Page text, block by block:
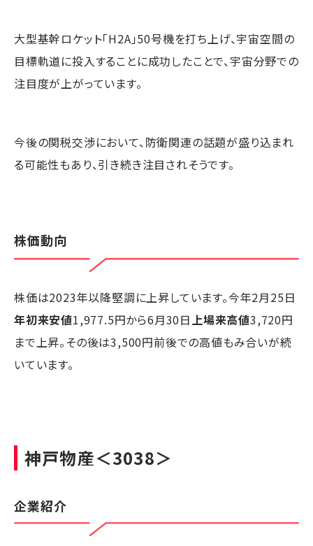
大型基幹ロケット「H2A」50号機を打ち上げ、宇宙空間の
目標軌道に投入することに成功したことで、宇宙分野での
注目度が上がっています。
今後の関税交渉において、防衛関連の話題が盛り込まれ
る可能性もあり、引き続き注目されそうです。
株価動向
株価は2023年以降堅調に上昇しています。今年2月25日
年初来安値1,977.5円から6月30日上場来高値3,720円
まで上昇。その後は3,500円前後での高値もみ合いが続
いています。
神戸物産＜3038＞
企業紹介